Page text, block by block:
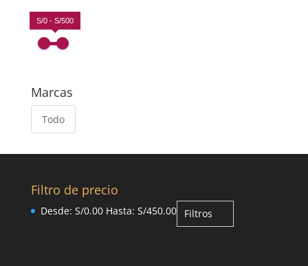
S/0 - S/500
Marcas
Todo
Filtro de precio
Desde: S/0.00Hasta: S/450.00 Filtros